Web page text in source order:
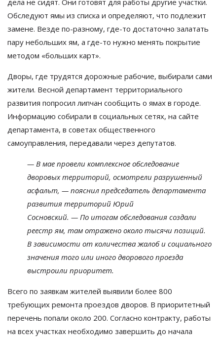
Обследуют ямы из списка и определяют, что подлежит
замене. Везде по-разному, где-то достаточно залатать
пару небольших ям, а где-то нужно менять покрытие
методом «больших карт».
Дворы, где трудятся дорожные рабочие, выбирали сами
жители. Весной департамент территориального
развития попросил липчан сообщить о ямах в городе.
Информацию собирали в социальных сетях, на сайте
департамента, в советах общественного
самоуправления, передавали через депутатов.
— В мае провели комплексное обследование
дворовых территорий, осмотрели разрушенный
асфальт, — пояснил председатель департамента
развития территорий Юрий
Сосновский. — По итогам обследования создали
реестр ям, там отражено около тысячи позиций.
В зависимости от количества жалоб и социального
значения того или иного дворового проезда
выстроили приоритет.
Всего по заявкам жителей выявили более 800
требующих ремонта проездов дворов. В приоритетный
перечень попали около 200. Согласно контракту, работы
на всех участках необходимо завершить до начала